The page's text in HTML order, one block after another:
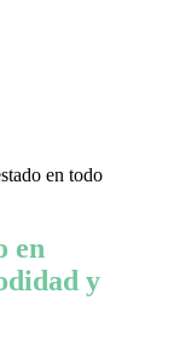
en todo
en
y